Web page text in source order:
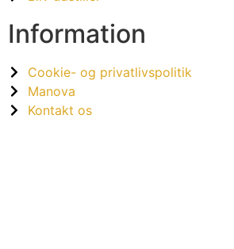
Information
Cookie- og privatlivspolitik
Manova
Kontakt os